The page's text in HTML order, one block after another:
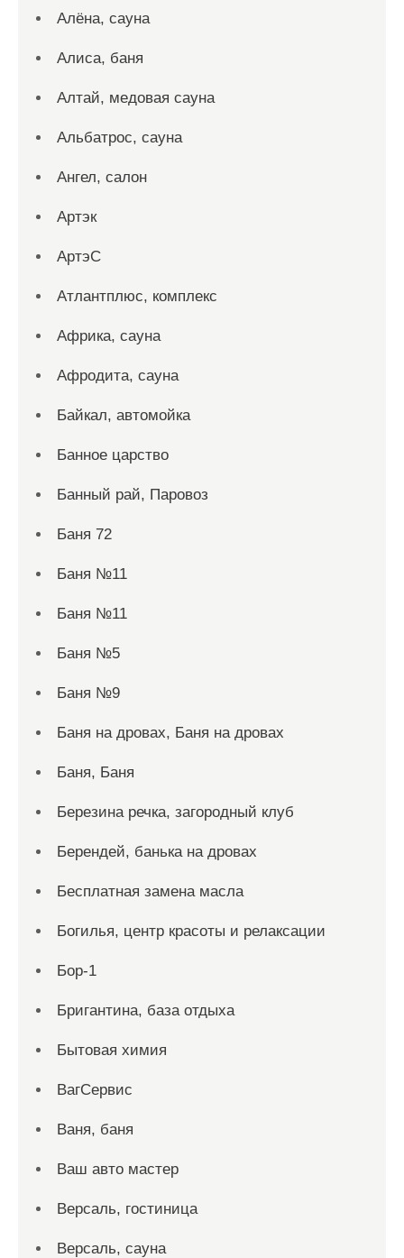
Алёна, сауна
Алиса, баня
Алтай, медовая сауна
Альбатрос, сауна
Ангел, салон
Артэк
АртэС
Атлантплюс, комплекс
Африка, сауна
Афродита, сауна
Байкал, автомойка
Банное царство
Банный рай, Паровоз
Баня 72
Баня №11
Баня №11
Баня №5
Баня №9
Баня на дровах, Баня на дровах
Баня, Баня
Березина речка, загородный клуб
Берендей, банька на дровах
Бесплатная замена масла
Богилья, центр красоты и релаксации
Бор-1
Бригантина, база отдыха
Бытовая химия
ВагСервис
Ваня, баня
Ваш авто мастер
Версаль, гостиница
Версаль, сауна